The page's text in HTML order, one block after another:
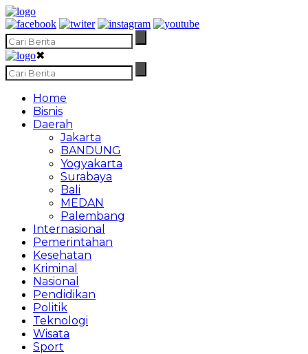
✖
Home
Bisnis
Daerah
Jakarta
BANDUNG
Yogyakarta
Surabaya
Bali
MEDAN
Palembang
Internasional
Pemerintahan
Kesehatan
Kriminal
Nasional
Pendidikan
Politik
Teknologi
Wisata
Sport